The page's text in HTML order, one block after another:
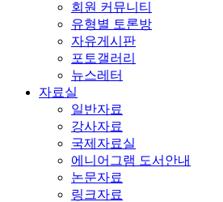
회원 커뮤니티
유형별 토론방
자유게시판
포토갤러리
뉴스레터
자료실
일반자료
강사자료
국제자료실
에니어그램 도서안내
논문자료
링크자료